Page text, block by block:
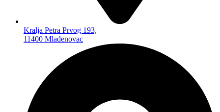
SPOLJNI HARD
AUTO PROGRAM
AUTO PLEJERI
AUTO ZVUČNICI
AUTO KAMERE
TELEVIZORI I OPREMA
Kralja Petra Prvog 193,
11400 Mladenovac